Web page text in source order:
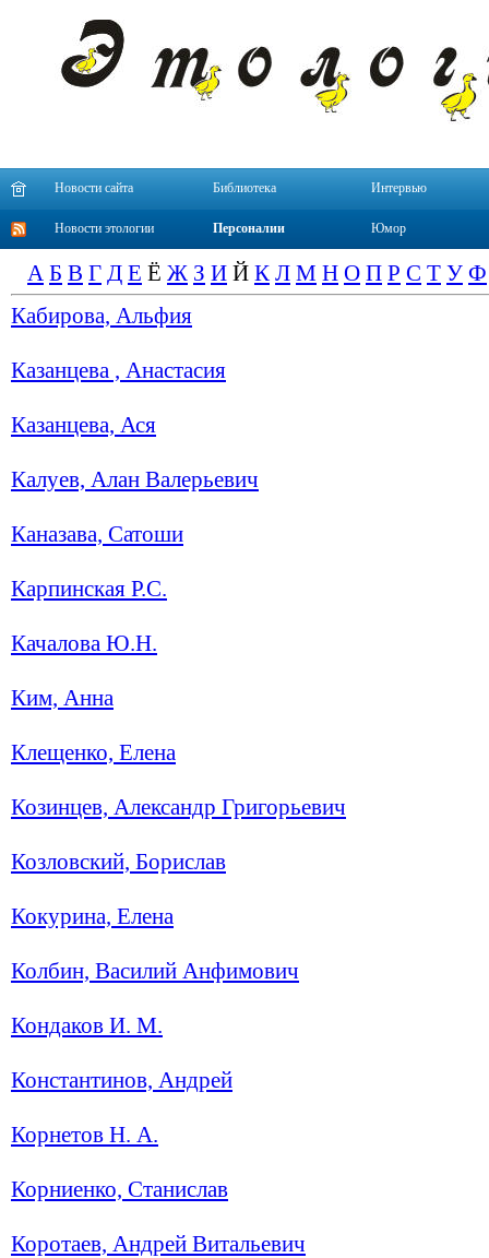
Новости сайта Библиотека Интервью
Новости этологии Персоналии Юмор
А Б В Г Д Е Ё Ж З И Й К Л М Н О П Р С Т У Ф
Кабирова, Альфия
Казанцева , Анастасия
Казанцева, Ася
Калуев, Алан Валерьевич
Каназава, Сатоши
Карпинская Р.С.
Качалова Ю.Н.
Ким, Анна
Клещенко, Елена
Козинцев, Александр Григорьевич
Козловский, Борислав
Кокурина, Елена
Колбин, Василий Анфимович
Кондаков И. М.
Константинов, Андрей
Корнетов Н. А.
Корниенко, Станислав
Коротаев, Андрей Витальевич